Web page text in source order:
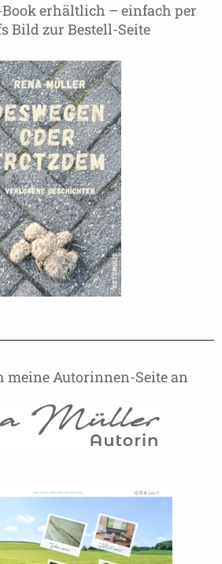
Book erhältlich – einfach per
Bild zur Bestell-Seite
meine Autorinnen-Seite an